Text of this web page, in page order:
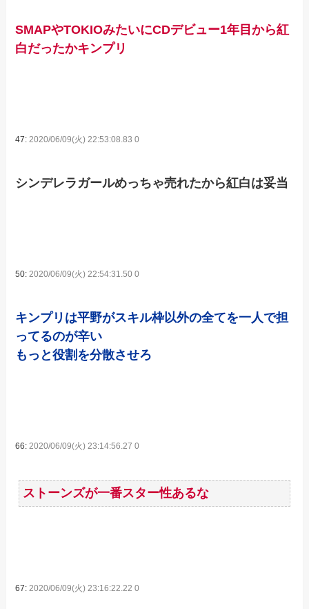
SMAPやTOKIOみたいにCDデビュー1年目から紅
白だったかキンプリ
47:2020/06/09(火) 22:53:08.83 0
シンデレラガールめっちゃ売れたから紅白は妥当
50:2020/06/09(火) 22:54:31.50 0
キンプリは平野がスキル枠以外の全てを一人で担
ってるのが辛い
もっと役割を分散させろ
66: 2020/06/09(火) 23:14:56.27 0
ストーンズが一番スター性あるな
67:2020/06/09(火) 23:16:22.22 0